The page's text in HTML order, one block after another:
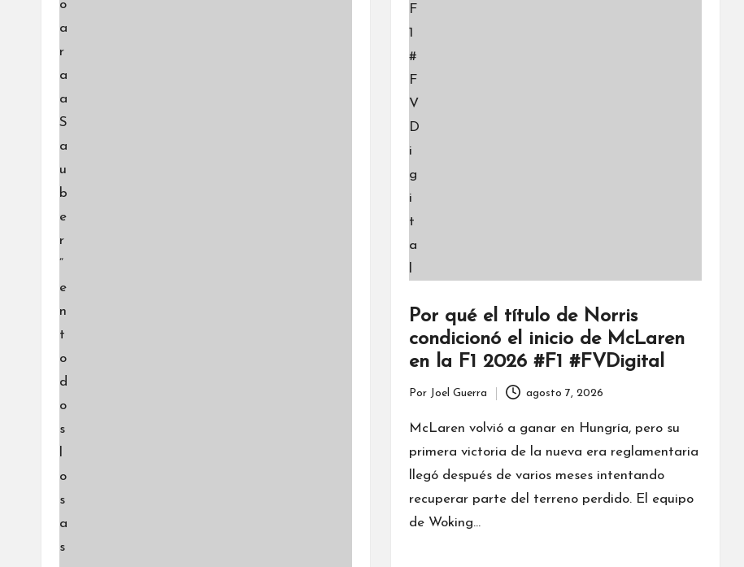
Por qué el título de Norris
condicionó el inicio de McLaren
en la F1 2026 #F1 #FVDigital
por
Por Joel Guerra agosto 7, 2026
McLaren volvió a ganar en Hungría, pero su
primera victoria de la nueva era reglamentaria
llegó después de varios meses intentando
recuperar parte del terreno perdido. El equipo
de Woking…